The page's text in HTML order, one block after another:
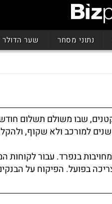
נתוני מסחר שער הדולר
שבו משולם תשלום
למורכב ולא שקוף,
בנפרד. עבור לקוחות
בפועל. הפיקוח על